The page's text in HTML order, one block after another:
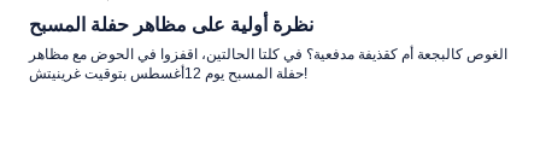
نظرة أولية على مظاهر حفلة المسبح
الغوص كالبجعة أم كقذيفة مدفعية؟ في كلتا الحالتين، اقفزوا في الحوض مع مظاهر
حفلة المسبح يوم 12أغسطس بتوقيت غرينيتش!